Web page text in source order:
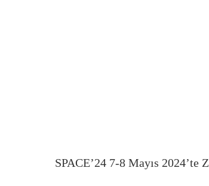
SPACE’24 7-8 Mayıs 2024’te